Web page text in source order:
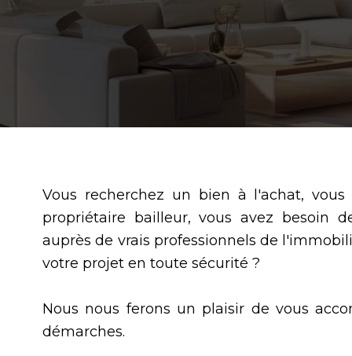
Vous recherchez un bien à l'achat, vous
propriétaire bailleur, vous avez besoin
auprès de vrais professionnels de
votre projet en toute sécurité ?
Nous nous ferons un plaisir de vous
démarches.